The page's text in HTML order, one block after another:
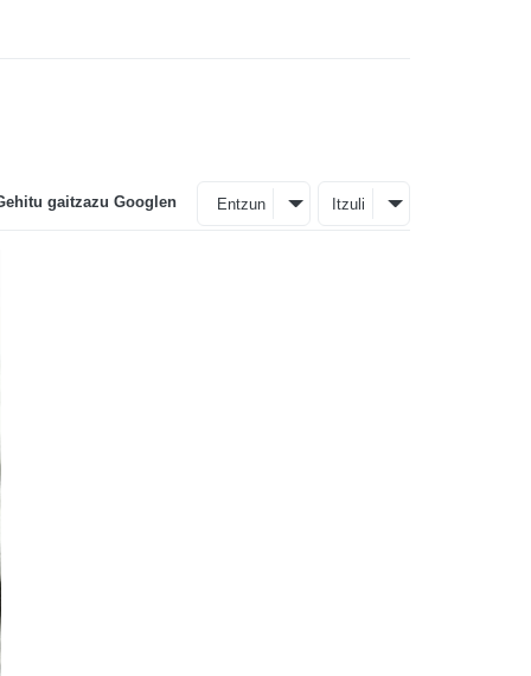
gaitzazu Googlen Entzun Itzuli